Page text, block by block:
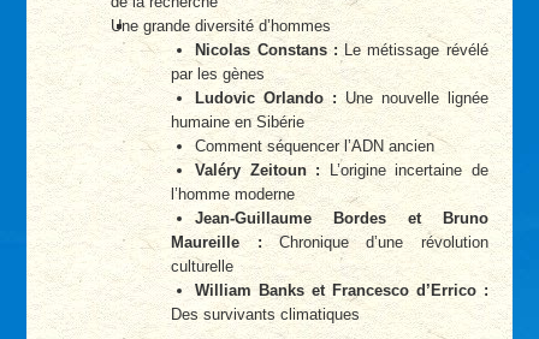
Une grande diversité d’hommes
Nicolas Constans :Le métissage révélé
par les gènes
Ludovic Orlando : Une nouvelle lignée
humaine en Sibérie
Comment séquencer l’ADN ancien
Valéry Zeitoun : L’origine incertaine de
l’homme moderne
Jean-Guillaume Bordes et Bruno
Maureille :Chronique d’une révolution
culturelle
William Banks et Francesco d’Errico :
Des survivants climatiques